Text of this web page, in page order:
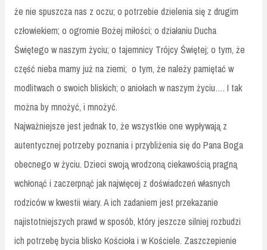
że nie spuszcza nas z oczu; o potrzebie dzielenia się z drugim
człowiekiem; o ogromie Bożej miłości; o działaniu Ducha
Świętego w naszym życiu; o tajemnicy Trójcy Świętej; o tym, że
część nieba mamy już na ziemi; o tym, że należy pamiętać w
modlitwach o swoich bliskich; o aniołach w naszym życiu…. I tak
można by mnożyć, i mnożyć.
Najważniejsze jest jednak to, że wszystkie one wypływają z
autentycznej potrzeby poznania i przybliżenia się do Pana Boga
obecnego w życiu. Dzieci swoją wrodzoną ciekawością pragną
wchłonąć i zaczerpnąć jak najwięcej z doświadczeń własnych
rodziców w kwestii wiary. A ich zadaniem jest przekazanie
najistotniejszych prawd w sposób, który jeszcze silniej rozbudzi
ich potrzebę bycia blisko Kościoła i w Kościele. Zaszczepienie